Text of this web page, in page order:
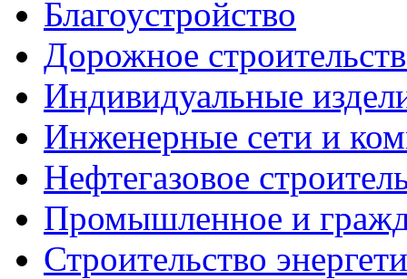
Благоустройство
Дорожное
Индивидуальные
Инженерные сети и
Нефтегазовое
Промышленное и
Строительство